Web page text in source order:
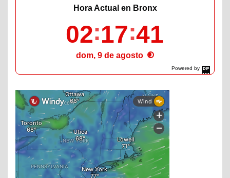
Powered by
DaysPedia.com
Hora Actual en Bronx
02 17 42
dom, 9 de agosto